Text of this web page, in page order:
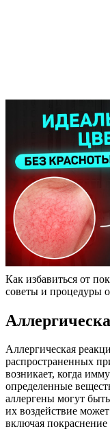
Как избавиться от
советы и процедуры
Аллергическая
распространенных
возникает, когда
определенные
аллергены могут
их воздействие
включая